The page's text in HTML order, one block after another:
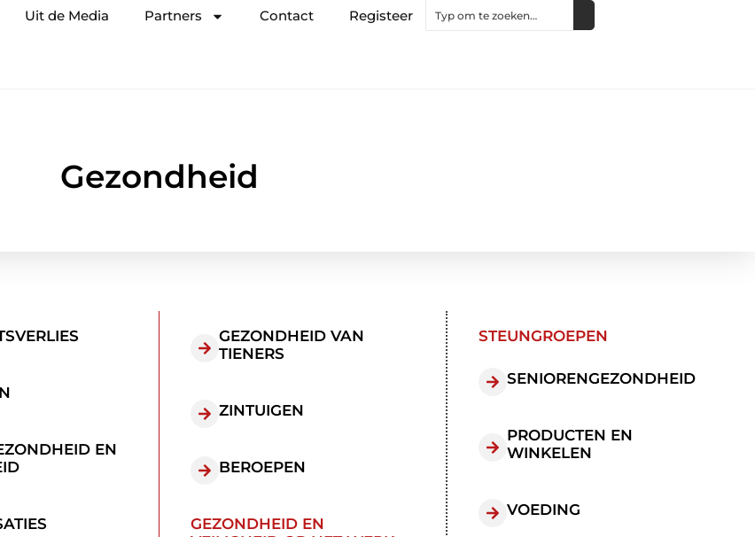
Uit de Media Partners Contact Registeer
Gezondheid
EN
GEZONDHEID VAN
TIENERS
ZINTUIGEN
BEROEPEN
GEZONDHEID EN
STEUNGROEPEN
SENIORENGEZONDHEID
PRODUCTEN EN
WINKELEN
VOEDING